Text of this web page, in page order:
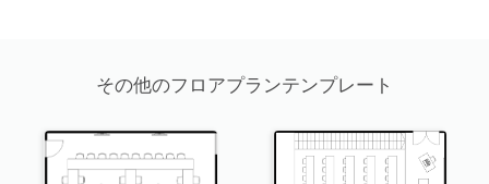
その他のフロアプランテンプレート